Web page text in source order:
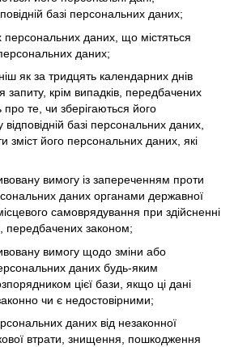
базі персональних даних;
персональних даних, що містяться
персональних даних;
як за тридцять календарних днів
крім випадків, передбачених
про те, чи зберігаються його
відповідній базі персональних даних,
зміст його персональних даних, які
вимогу із запереченням проти
даних органами державної
самоврядування при здійсненні
передбачених законом;
вимогу щодо зміни або
даних будь-яким
цієї бази, якщо ці дані
чи є недостовірними;
даних від незаконної
втрати, знищення, пошкодження